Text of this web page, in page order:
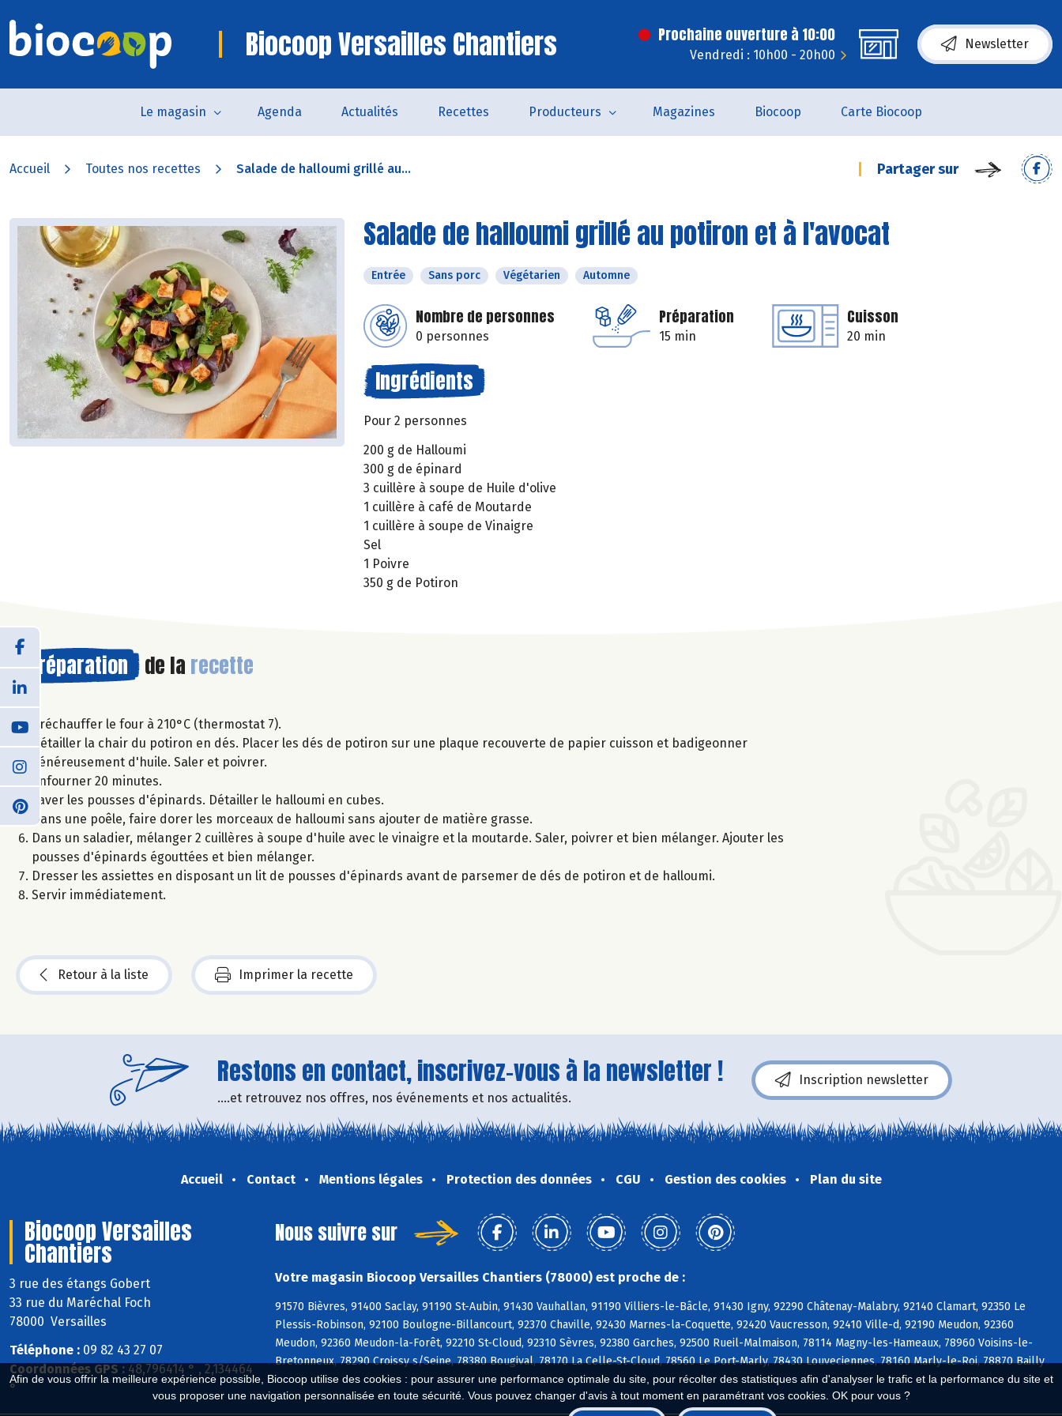
Afin de vous offrir la meilleure expérience possible, Biocoop utilise des cookies : pour assurer une performance optimale du site, pour récolter des statistiques afin d'analyser le trafic et la performance du site et
vous proposer une navigation personnalisée en toute sécurité. Vous pouvez changer d'avis à tout moment en paramétrant vos cookies. OK pour vous ?
Biocoop Versailles Chantiers Prochaine ouverture à 10:00
Vendredi : 10h00 - 20h00
Newsletter
Le magasin Agenda Actualités Recettes Producteurs Magazines Biocoop Carte Biocoop
Accueil Toutes nos recettes Salade de halloumi grillé au... Partager sur
Salade de halloumi grillé au potiron et à l'avocat
Entrée Sans porc Végétarien Automne
Nombre de personnes
0 personnes
Préparation
15 min
Cuisson
20 min
Ingrédients
Pour 2 personnes
200 g de Halloumi
300 g de épinard
3 cuillère à soupe de Huile d'olive
1 cuillère à café de Moutarde
1 cuillère à soupe de Vinaigre
Sel
1 Poivre
350 g de Potiron
Préparation de la recette
Préchauffer le four à 210°C (thermostat 7).
Détailler la chair du potiron en dés. Placer les dés de potiron sur une plaque recouverte de papier cuisson et badigeonner
généreusement d'huile. Saler et poivrer.
Enfourner 20 minutes.
Laver les pousses d'épinards. Détailler le halloumi en cubes.
Dans une poêle, faire dorer les morceaux de halloumi sans ajouter de matière grasse.
Dans un saladier, mélanger 2 cuillères à soupe d'huile avec le vinaigre et la moutarde. Saler, poivrer et bien mélanger. Ajouter les
pousses d'épinards égouttées et bien mélanger.
Dresser les assiettes en disposant un lit de pousses d'épinards avant de parsemer de dés de potiron et de halloumi.
Servir immédiatement.
Retour à la liste Imprimer la recette
Restons en contact, inscrivez-vous à la newsletter !
....et retrouvez nos offres, nos événements et nos actualités.
Inscription newsletter
Accueil Contact Mentions légales Protection des données CGU Gestion des cookies Plan du site
Biocoop Versailles
Chantiers
3 rue des étangs Gobert
33 rue du Maréchal Foch
78000 Versailles
Téléphone : 09 82 43 27 07
Coordonnées GPS : 48,796414 ° , 2,134464
°
Nous suivre sur
Votre magasin Biocoop Versailles Chantiers (78000) est proche de :
91570 Bièvres, 91400 Saclay, 91190 St-Aubin, 91430 Vauhallan, 91190 Villiers-le-Bâcle, 91430 Igny, 92290 Châtenay-Malabry, 92140 Clamart, 92350 Le
Plessis-Robinson, 92100 Boulogne-Billancourt, 92370 Chaville, 92430 Marnes-la-Coquette, 92420 Vaucresson, 92410 Ville-d, 92190 Meudon, 92360
Meudon, 92360 Meudon-la-Forêt, 92210 St-Cloud, 92310 Sèvres, 92380 Garches, 92500 Rueil-Malmaison, 78114 Magny-les-Hameaux, 78960 Voisins-le-
Bretonneux, 78290 Croissy s/Seine, 78380 Bougival, 78170 La Celle-St-Cloud, 78560 Le Port-Marly, 78430 Louveciennes, 78160 Marly-le-Roi, 78870 Bailly